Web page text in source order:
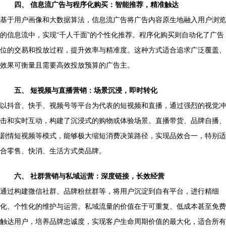
四、 信息流广告与程序化购买：智能推荐，精准触达
基于用户画像和大数据算法，信息流广告将广告内容原生地融入用户浏览
的信息流中，实现“千人千面”的个性化推荐。程序化购买则自动化了广告
位的交易和投放过程，提升效率与精准度。这种方式适合追求广泛覆盖、
效果可衡量且需要高效投放预算的广告主。
五、 短视频与直播营销：场景沉浸，即时转化
以抖音、快手、视频号等平台为代表的短视频和直播，通过强烈的视觉冲
击和实时互动，构建了沉浸式的购物或体验场景。直播带货、品牌自播、
剧情短视频等模式，能够极大缩短消费决策路径，实现品效合一，特别适
合零售、快消、生活方式类品牌。
六、 社群营销与私域运营：深度链接，长效经营
通过构建微信社群、品牌粉丝群等，将用户沉淀到自有平台，进行精细
化、个性化的维护与运营。私域流量的价值在于可重复、低成本甚至免费
触达用户，培养品牌忠诚度，实现客户生命周期价值的最大化，适合所有